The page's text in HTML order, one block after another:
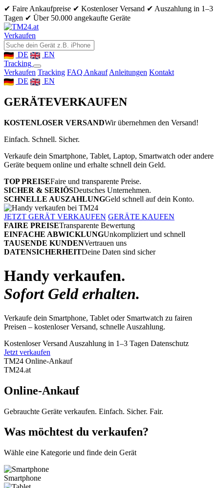
✔ Faire Ankaufpreise ✔ Kostenloser Versand ✔ Auszahlung in 1–3
Tagen ✔ Über 50.000 angekaufte Geräte
Verkaufen
DE
EN
Tracking
Verkaufen Tracking FAQ Ankauf Anleitungen Kontakt
DE
EN
GERÄTEVERKAUFEN
KOSTENLOSER VERSANDWir übernehmen den Versand!
Einfach. Schnell. Sicher.
Verkaufe dein Smartphone, Tablet, Laptop, Smartwatch oder andere
Geräte bequem online und erhalte schnell dein Geld.
TOP PREISEFaire und transparente Preise.
SICHER & SERIÖSDeutsches Unternehmen.
SCHNELLE AUSZAHLUNGGeld schnell auf dein Konto.
JETZT GERÄT VERKAUFEN GERÄTE KAUFEN
FAIRE PREISETransparente Bewertung
EINFACHE ABWICKLUNGUnkompliziert und schnell
TAUSENDE KUNDENVertrauen uns
DATENSICHERHEITDeine Daten sind sicher
Handy verkaufen.
Sofort Geld erhalten.
Verkaufe dein Smartphone, Tablet oder Smartwatch zu fairen
Preisen – kostenloser Versand, schnelle Auszahlung.
Kostenloser Versand Auszahlung in 1–3 Tagen Datenschutz
Jetzt verkaufen
TM24 Online-Ankauf
TM24.at
Online-Ankauf
Gebrauchte Geräte verkaufen. Einfach. Sicher. Fair.
Was möchtest du verkaufen?
Wähle eine Kategorie und finde dein Gerät
Smartphone